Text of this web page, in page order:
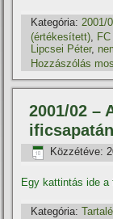
Kategória: 2001/
(értékesí­tett),
Lipcsei Péter,
Hozzászólás
2001/02 –
Közzétéve:
Egy kattintás ide
Kategória: